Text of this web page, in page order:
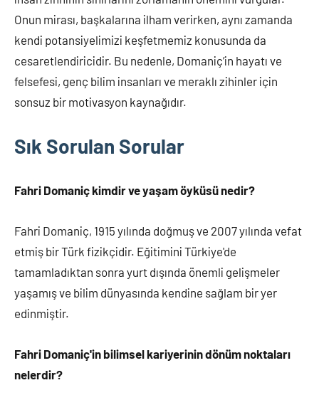
Onun mirası, başkalarına ilham verirken, aynı zamanda
kendi potansiyelimizi keşfetmemiz konusunda da
cesaretlendiricidir. Bu nedenle, Domaniç’in hayatı ve
felsefesi, genç bilim insanları ve meraklı zihinler için
sonsuz bir motivasyon kaynağıdır.
Sık Sorulan Sorular
Fahri Domaniç kimdir ve yaşam öyküsü nedir?
Fahri Domaniç, 1915 yılında doğmuş ve 2007 yılında vefat
etmiş bir Türk fizikçidir. Eğitimini Türkiye'de
tamamladıktan sonra yurt dışında önemli gelişmeler
yaşamış ve bilim dünyasında kendine sağlam bir yer
edinmiştir.
Fahri Domaniç'in bilimsel kariyerinin dönüm noktaları
nelerdir?